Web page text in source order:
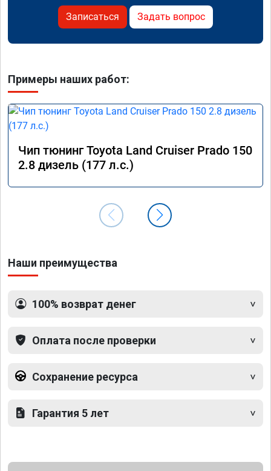
Записаться Задать вопрос
Примеры наших работ:
Чип тюнинг Toyota Land Cruiser Prado 150
2.8 дизель (177 л.с.)
Наши преимущества
100% возврат денег
Оплата после проверки
Сохранение ресурса
Гарантия 5 лет